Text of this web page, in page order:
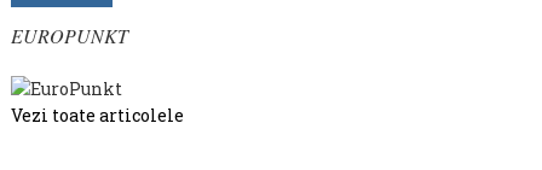
EUROPUNKT
Vezi toate articolele